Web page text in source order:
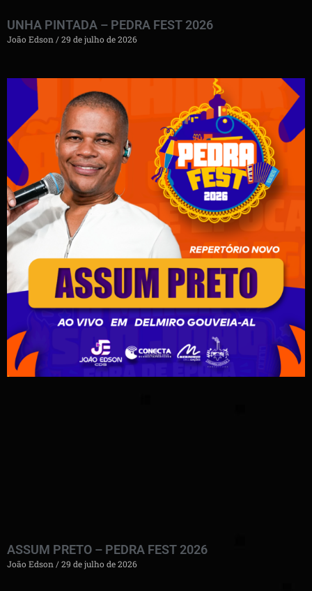
UNHA PINTADA – PEDRA FEST 2026
João Edson 29 de julho de 2026
ASSUM PRETO – PEDRA FEST 2026
João Edson 29 de julho de 2026